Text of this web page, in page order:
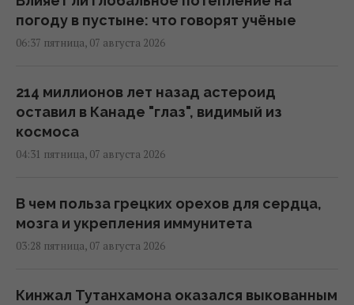
погоду в пустыне: что говорят учёные
06:37 пятница, 07 августа 2026
214 миллионов лет назад астероид
оставил в Канаде "глаз", видимый из
космоса
04:31 пятница, 07 августа 2026
В чем польза грецких орехов для сердца,
мозга и укрепления иммунитета
03:28 пятница, 07 августа 2026
Кинжал Тутанхамона оказался выкованным